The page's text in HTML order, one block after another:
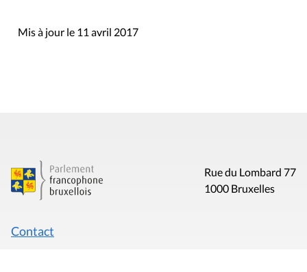
Mis à jour le 11 avril 2017
Rue du Lombard 77
1000 Bruxelles
Contact